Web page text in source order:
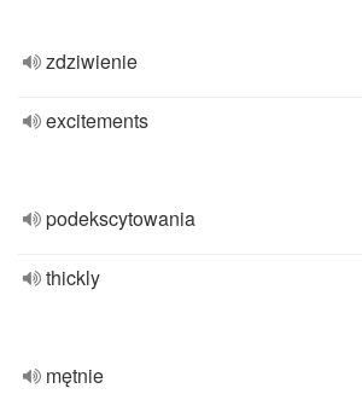
zdziwienie
excitements
podekscytowania
thickly
mętnie